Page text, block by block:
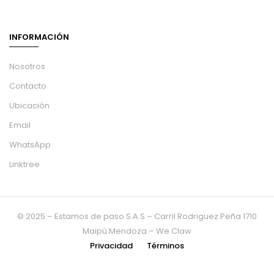
INFORMACIÓN
Nosotros
Contacto
Ubicación
Email
WhatsApp
Linktree
© 2025 – Estamos de paso S.A.S – Carril Rodriguez Peña 1710
Maipú Mendoza – We Claw
Privacidad
Términos